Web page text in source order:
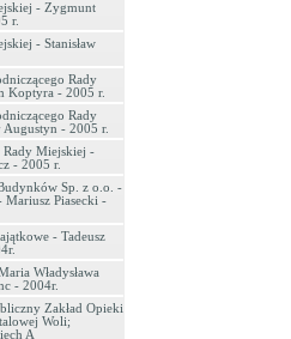
- Zygmunt
r.
- Stanisław
Rady
Koptyra - 2005 r.
Rady
- 2005 r.
Rady Miejskiej -
- 2005 r.
Sp. z o.o. -
Mariusz Piasecki -
- Tadeusz
Władysława
- 2004r.
Zakład Opieki
Woli;
A